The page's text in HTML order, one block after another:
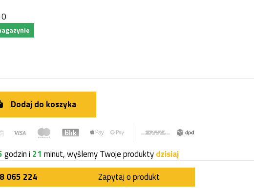
Dodaj do koszyka
godzin i 21 minut, wyślemy Twoje produktydzisiaj
065 224
Zapytaj o produkt